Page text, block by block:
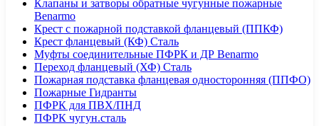
Клапаны и затворы обратные чугунные пожарные
Benarmo
Крест с пожарной подставкой фланцевый (ППКФ)
Крест фланцевый (КФ) Сталь
Муфты соединительные ПФРК и ДР Benarmo
Переход фланцевый (ХФ) Сталь
Пожарная подставка фланцевая односторонняя (ППФО)
Пожарные Гидранты
ПФРК для ПВХ/ПНД
ПФРК чугун.сталь